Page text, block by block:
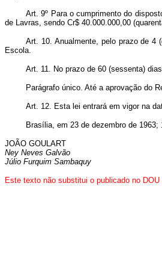
Art. 9º Para o cumprimento do
de Lavras, sendo Cr$ 40.000.000,00
Art. 10. Anualmente, pelo prazo de 4
Escola.
Art. 11. No prazo de 60 (sessenta)
Parágrafo único. Até a aprovação do
Art. 12. Esta lei entrará em vigor na
Brasília, em 23 de dezembro de 1963;
JOÃO GOULART
Ney Neves Galvão
Júlio Furquim Sambaquy
Este texto não substitui o publicado no DOU